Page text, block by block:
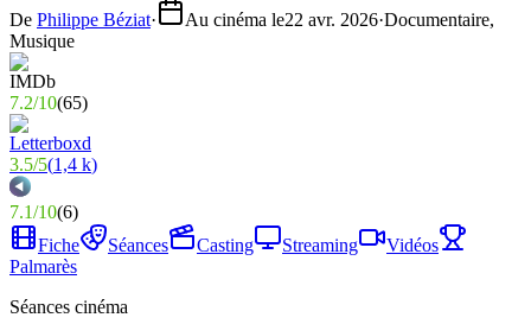
De Philippe Béziat· Au cinéma le22 avr. 2026·Documentaire,
Musique
7.2/10(65)
3.5/5(1,4 k)
7.1/10(6)
Fiche
Séances Casting Streaming
Vidéos
Palmarès
Séances cinéma